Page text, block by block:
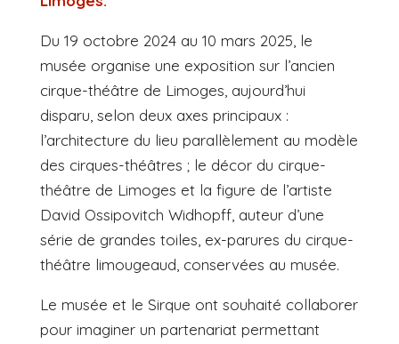
Du 19 octobre 2024 au 10 mars 2025, le
musée organise une exposition sur l’ancien
cirque-théâtre de Limoges, aujourd’hui
disparu, selon deux axes principaux :
l’architecture du lieu parallèlement au modèle
des cirques-théâtres ; le décor du cirque-
théâtre de Limoges et la figure de l’artiste
David Ossipovitch Widhopff, auteur d’une
série de grandes toiles, ex-parures du cirque-
théâtre limougeaud, conservées au musée.
Le musée et le Sirque ont souhaité collaborer
pour imaginer un partenariat permettant